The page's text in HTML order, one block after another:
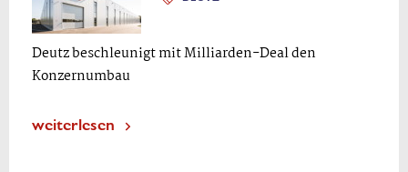
Deutz beschleunigt mit Milliarden-Deal den
Konzernumbau
weiterlesen